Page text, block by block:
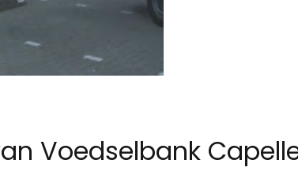
Voedselbank